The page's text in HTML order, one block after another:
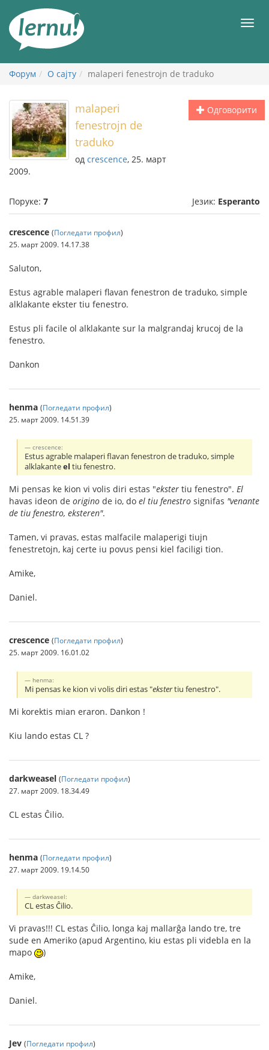
садржају
Форум О сајту malaperi fenestrojn de traduko
Одговорити
malaperi
fenestrojn de
traduko
од crescence, 25. март
2009.
Поруке: 7 Језик: Esperanto
crescence (Погледати профил)
25. март 2009. 14.17.38
Saluton,
Estus agrable malaperi flavan fenestron de traduko, simple
alklakante ekster tiu fenestro.
Estus pli facile ol alklakante sur la malgrandaj krucoj de la
fenestro.
Dankon
henma (Погледати профил)
25. март 2009. 14.51.39
crescence:
Estus agrable malaperi flavan fenestron de traduko, simple
alklakanteel tiu fenestro.
Mi pensas ke kion vi volis diri estas "ekster tiu fenestro". El
havas ideon de origino de io, do el tiu fenestro signifas "venante
de tiu fenestro, eksteren".
Tamen, vi pravas, estas malfacile malaperigi tiujn
fenestretojn, kaj certe iu povus pensi kiel faciligi tion.
Amike,
Daniel.
crescence (Погледати профил)
25. март 2009. 16.01.02
henma:
Mi pensas ke kion vi volis diri estas "ekstertiu fenestro".
Mi korektis mian eraron. Dankon !
Kiu lando estas CL ?
darkweasel (Погледати профил)
27. март 2009. 18.34.49
CL estas Ĉilio.
henma (Погледати профил)
27. март 2009. 19.14.50
darkweasel:
CL estas Ĉilio.
Vi pravas!!! CL estas Ĉilio, longa kaj mallarĝa lando tre, tre
sude en Ameriko (apud Argentino, kiu estas pli videbla en la
mapo
)
Amike,
Daniel.
Jev (Погледати профил)